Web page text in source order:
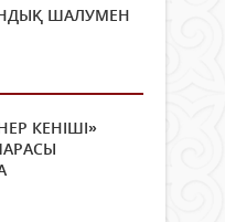
ШАЛУМЕН
КЕНІШІ»